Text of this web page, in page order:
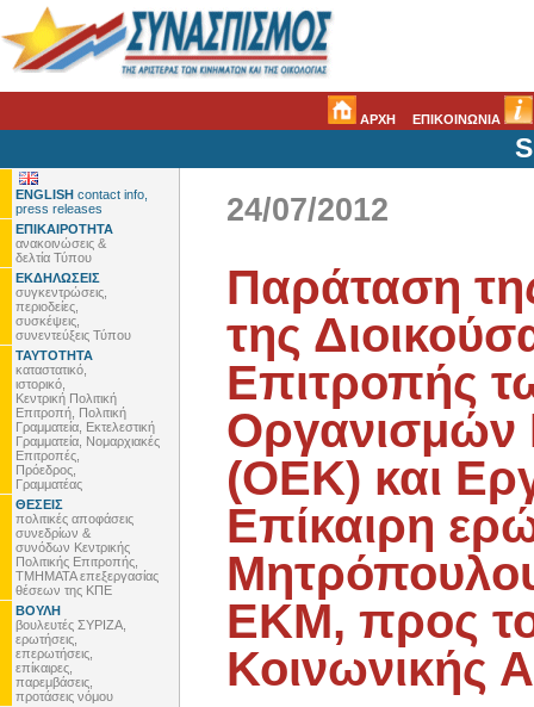
ΑΡΧΗ ΕΠΙΚΟΙΝΩΝΙΑ
ENGLISH contact info,
press releases
ΕΠΙΚΑΙΡΟΤΗΤΑ
ανακοινώσεις &
δελτία Τύπου
ΕΚΔΗΛΩΣΕΙΣ
συγκεντρώσεις,
περιοδείες,
συσκέψεις,
συνεντεύξεις Τύπου
ΤΑΥΤΟΤΗΤΑ
καταστατικό,
ιστορικό,
Κεντρική Πολιτική
Επιτροπή, Πολιτική
Γραμματεία, Εκτελεστική
Γραμματεία, Νομαρχιακές
Επιτροπές,
Πρόεδρος,
Γραμματέας
ΘΕΣΕΙΣ
πολιτικές αποφάσεις
συνεδρίων &
συνόδων Κεντρικής
Πολιτικής Επιτροπής,
ΤΜΗΜΑΤΑ επεξεργασίας
θέσεων της ΚΠΕ
ΒΟΥΛΗ
βουλευτές ΣΥΡΙΖΑ,
ερωτήσεις,
επερωτήσεις,
επίκαιρες,
παρεμβάσεις,
προτάσεις νόμου
24/07/2012
Παράταση
της
Επιτροπής
Οργανισμών
(ΟΕΚ) και
Επίκαιρη
ΕΚΜ, προς
Κοινωνικής